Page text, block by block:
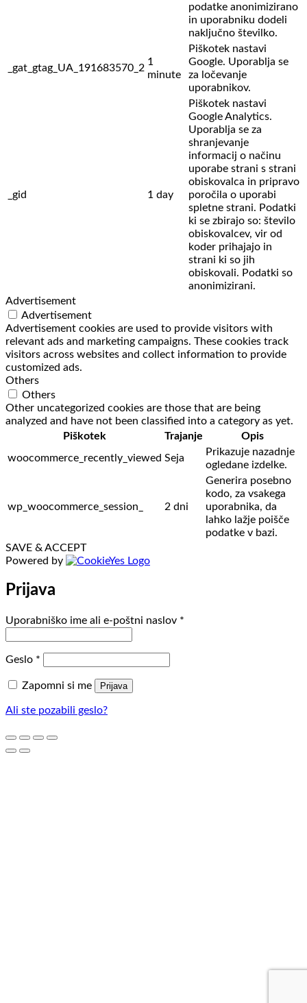
podatke anonimizirano
in uporabniku dodeli
naključno številko.
_gat_gtag_UA_191683570_2
1
minute
Piškotek nastavi
Google. Uporablja se
za ločevanje
uporabnikov.
_gid 1 day
Piškotek nastavi
Google Analytics.
Uporablja se za
shranjevanje
informacij o načinu
uporabe strani s strani
obiskovalca in pripravo
poročila o uporabi
spletne strani. Podatki
ki se zbirajo so: število
obiskovalcev, vir od
koder prihajajo in
strani ki so jih
obiskovali. Podatki so
anonimizirani.
Advertisement
Advertisement
Advertisement cookies are used to provide visitors with
relevant ads and marketing campaigns. These cookies track
visitors across websites and collect information to provide
customized ads.
Others
Others
Other uncategorized cookies are those that are being
analyzed and have not been classified into a category as yet.
Piškotek
Trajanje
Opis
woocommerce_recently_viewed Seja
Prikazuje nazadnje
ogledane izdelke.
wp_woocommerce_session_ 2 dni
Generira posebno
kodo, za vsakega
uporabnika, da
lahko lažje poišče
podatke v bazi.
SAVE & ACCEPT
Powered by
Prijava
Uporabniško ime ali e-poštni naslov *
Geslo *
Zapomni si me Prijava
Ali ste pozabili geslo?